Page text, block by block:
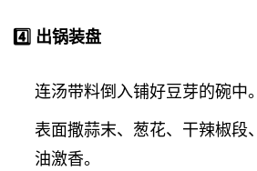
4️⃣ 出锅装盘
连汤带料倒入铺好豆芽的碗中。
表面撒蒜末、葱花、干辣椒段
油激香。